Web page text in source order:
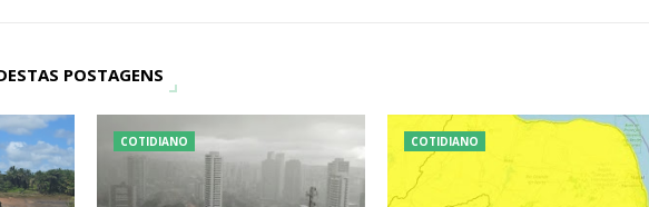
POSTAGENS
COTIDIANO COTIDIANO